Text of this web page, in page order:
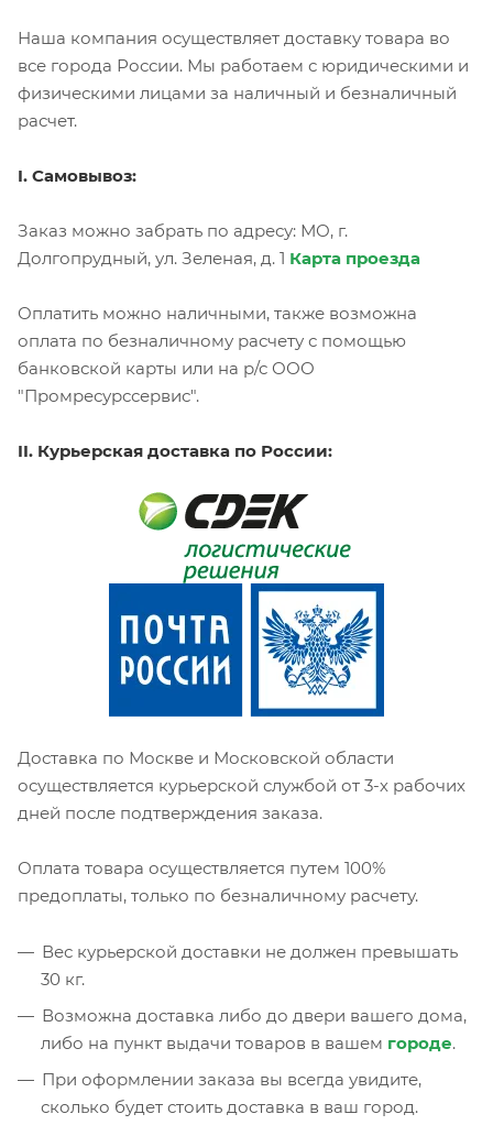
Наша компания осуществляет доставку товара во
все города России. Мы работаем с юридическими и
физическими лицами за наличный и безналичный
расчет.
I. Самовывоз:
Заказ можно забрать по адресу: МО, г.
Долгопрудный, ул. Зеленая, д. 1 Карта проезда
Оплатить можно наличными, также возможна
оплата по безналичному расчету с помощью
банковской карты или на р/с ООО
"Промресурссервис".
II. Курьерская доставка по России:
Доставка по Москве и Московской области
осуществляется курьерской службой от 3-х рабочих
дней после подтверждения заказа.
Оплата товара осуществляется путем 100%
предоплаты, только по безналичному расчету.
Вес курьерской доставки не должен превышать
30 кг.
Возможна доставка либо до двери вашего дома,
либо на пункт выдачи товаров в вашем городе.
При оформлении заказа вы всегда увидите,
сколько будет стоить доставка в ваш город.